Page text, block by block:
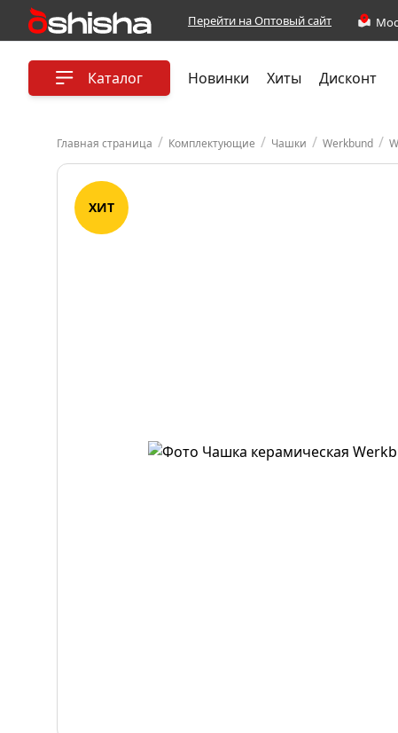
Перейти на Оптовый сайт
Каталог Новинки Хиты Дисконт
Главная страница / Комплектующие / Чашки / Werkbund /
ХИТ